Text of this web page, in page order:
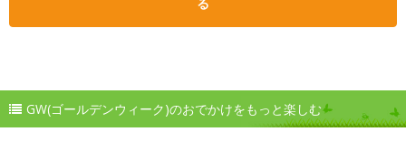
GW(ゴールデンウィーク)のおでかけをもっと楽しむ